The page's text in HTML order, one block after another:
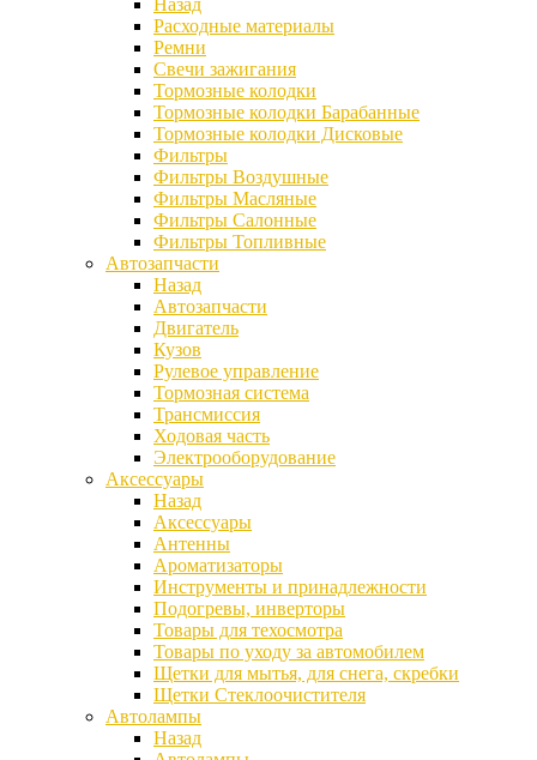
Назад
Расходные материалы
Ремни
Свечи зажигания
Тормозные колодки
Тормозные колодки Барабанные
Тормозные колодки Дисковые
Фильтры
Фильтры Воздушные
Фильтры Масляные
Фильтры Салонные
Фильтры Топливные
Автозапчасти
Назад
Автозапчасти
Двигатель
Кузов
Рулевое управление
Тормозная система
Трансмиссия
Ходовая часть
Электрооборудование
Аксессуары
Назад
Аксессуары
Антенны
Ароматизаторы
Инструменты и принадлежности
Подогревы, инверторы
Товары для техосмотра
Товары по уходу за автомобилем
Щетки для мытья, для снега, скребки
Щетки Стеклоочистителя
Автолампы
Назад